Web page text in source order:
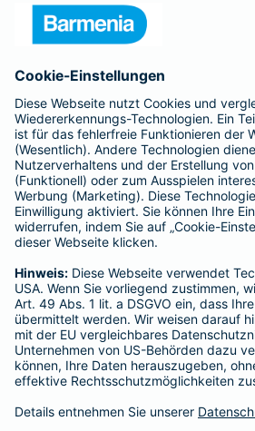
Barmenia ist Teil der
BELIEBTE SEITEN
Kranken-
Tierversicherungen
Adresse ändern
Schaden melden
Serviceübersicht